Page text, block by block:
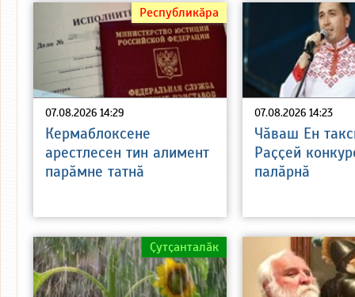
07.08.2026 14:29
Республикӑра
Кермаблоксене
арестлесен тин алимент
парӑмне татнӑ
07.08.2026 14:23
Чӑваш Ен
Раҫҫей
палӑрнӑ
Ҫутҫанталӑк